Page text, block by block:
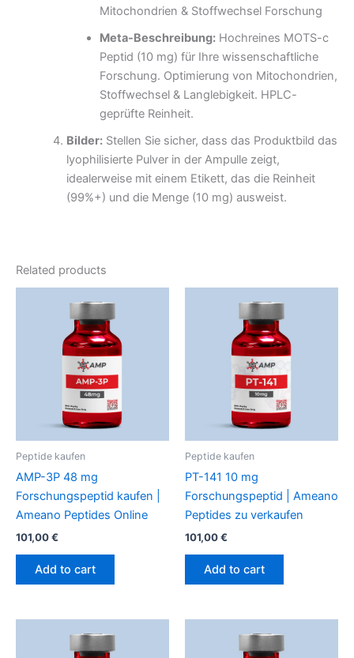
Mitochondrien & Stoffwechsel Forschung
Meta-Beschreibung:Hochreines MOTS-c
Peptid (10 mg) für Ihre wissenschaftliche
Forschung. Optimierung von Mitochondrien,
Stoffwechsel & Langlebigkeit. HPLC-
geprüfte Reinheit.
Bilder:Stellen Sie sicher, dass das Produktbild das
lyophilisierte Pulver in der Ampulle zeigt,
idealerweise mit einem Etikett, das die Reinheit
(99%+) und die Menge (10 mg) ausweist.
Related products
Peptide kaufen
AMP-3P 48 mg
Forschungspeptid kaufen |
Ameano Peptides Online
101,00€
Add to cart
Peptide kaufen
PT-141 10 mg
Forschungspeptid | Ameano
Peptides zu verkaufen
101,00€
Add to cart